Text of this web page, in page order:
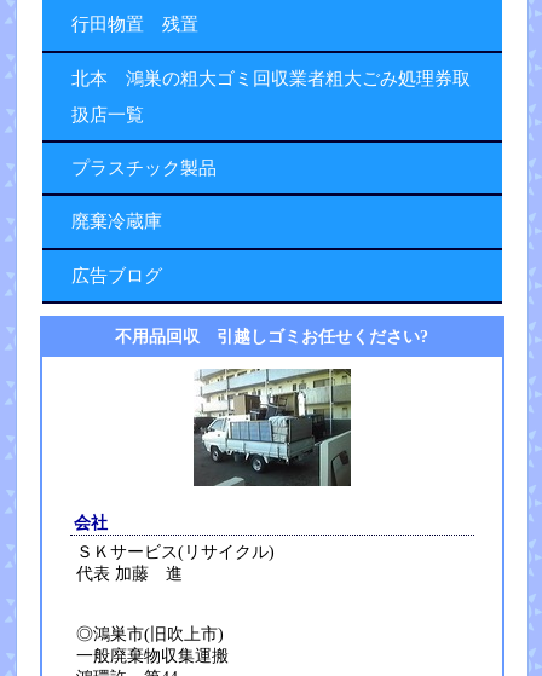
行田物置 残置
北本 鴻巣の粗大ゴミ回収業者粗大ごみ処理券取
扱店一覧
プラスチック製品
廃棄冷蔵庫
広告ブログ
不用品回収 引越しゴミお任せください?
会社
ＳＫサービス(リサイクル)
代表 加藤 進
◎鴻巣市(旧吹上市)
一般廃棄物収集運搬